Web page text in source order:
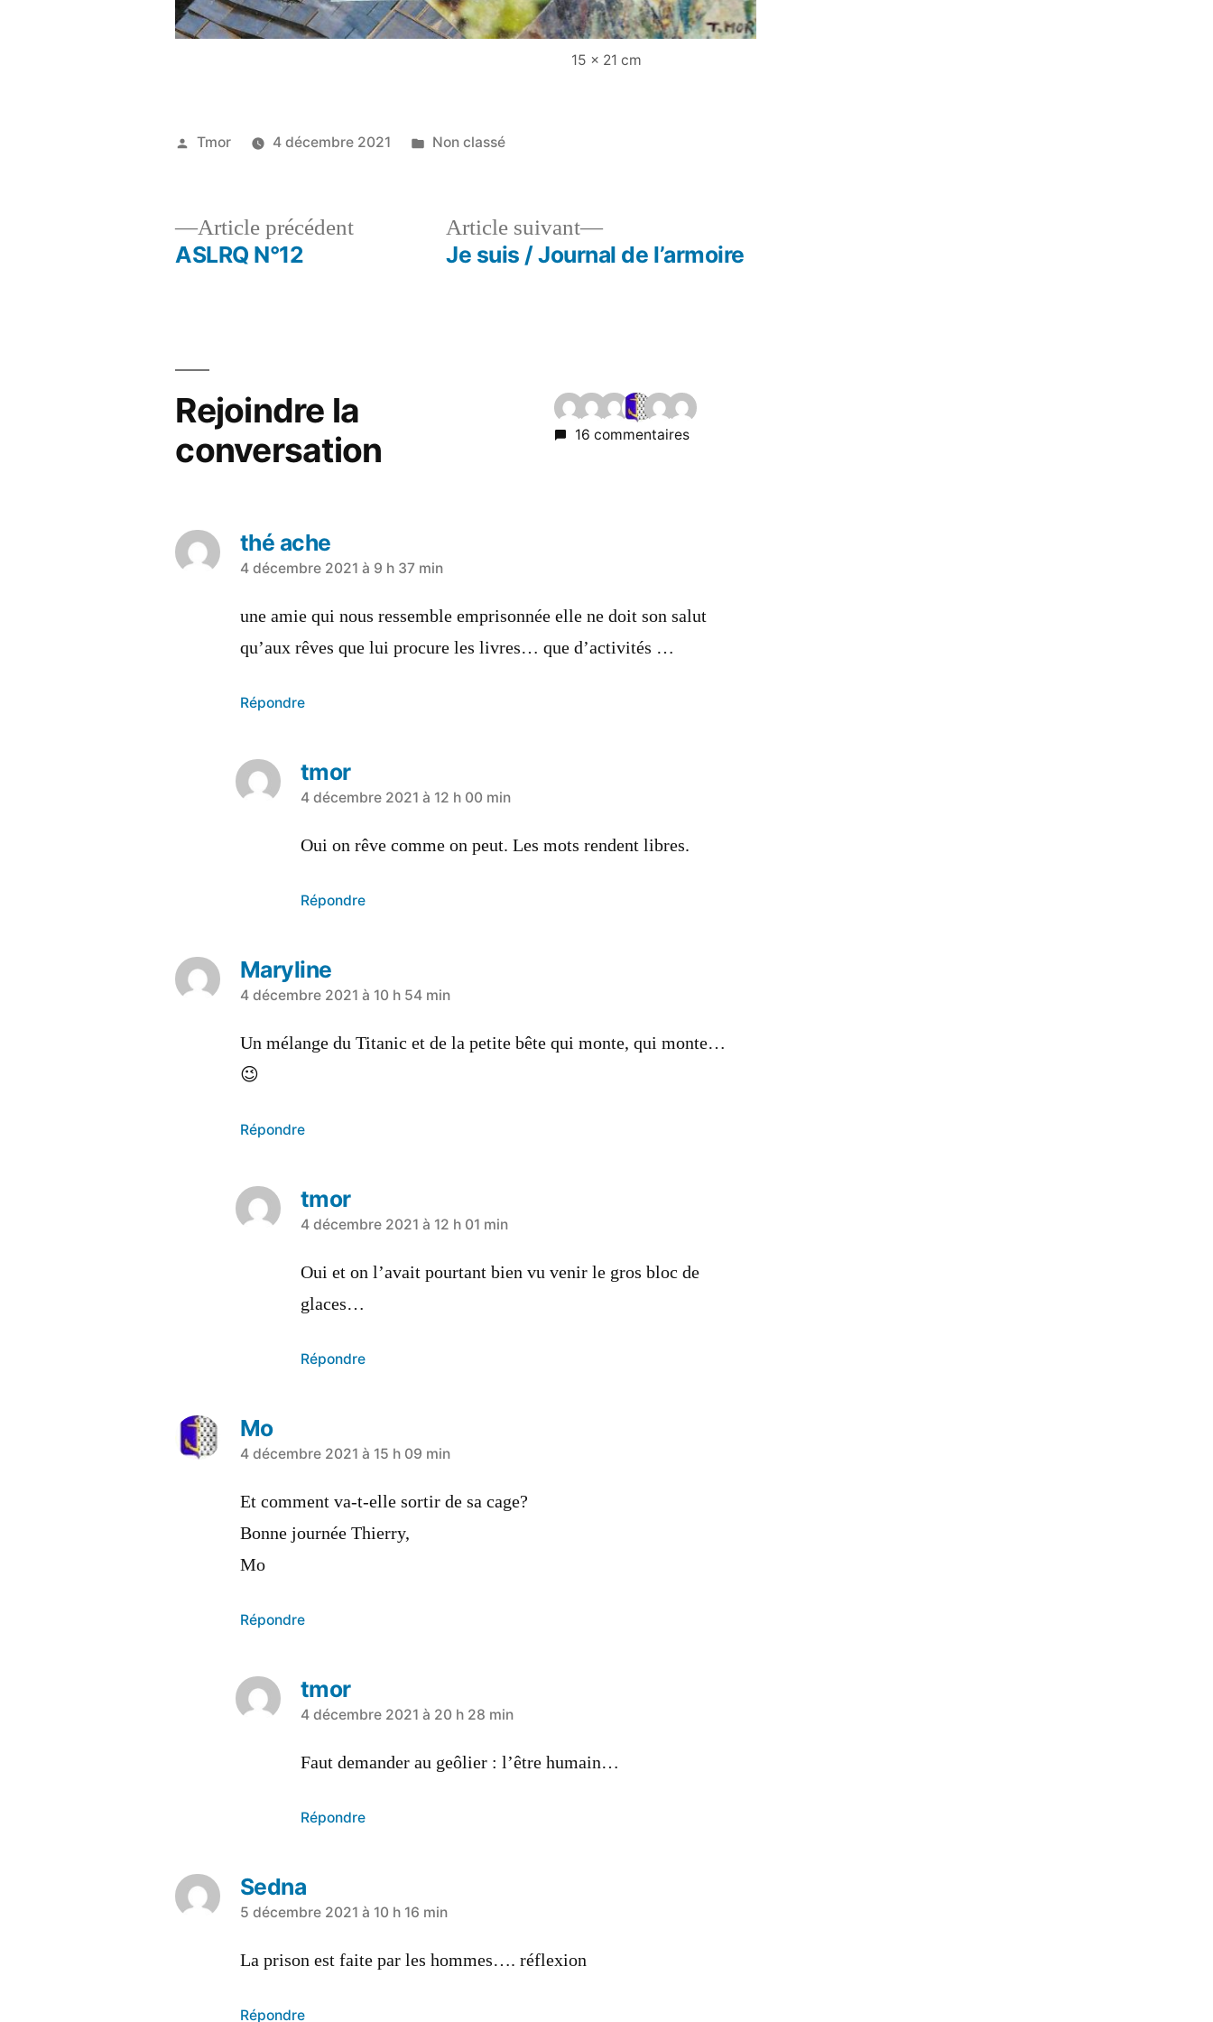
15 x 21 cm
Publié
Tmor 4 décembre 2021
Publié
Non classé
Navigation
Article précédentArticle
précédent :
ASLRQ N°12
Article suivant
Article
suivant :
Je suis / Journal de l’armoire
Rejoindre la
conversation
16 commentaires
thé ache
a
dit :
4 décembre 2021 à 9 h 37 min
une amie qui nous ressemble emprisonnée elle ne doit son salut
qu’aux rêves que lui procure les livres… que d’activités …
Répondre
tmor
a
dit :
4 décembre 2021 à 12 h 00 min
Oui on rêve comme on peut. Les mots rendent libres.
Répondre
Maryline
a
dit :
4 décembre 2021 à 10 h 54 min
Un mélange du Titanic et de la petite bête qui monte, qui monte…
😉
Répondre
tmor
a
dit :
4 décembre 2021 à 12 h 01 min
Oui et on l’avait pourtant bien vu venir le gros bloc de
glaces…
Répondre
Mo
a
dit :
4 décembre 2021 à 15 h 09 min
Et comment va-t-elle sortir de sa cage?
Bonne journée Thierry,
Mo
Répondre
tmor
a
dit :
4 décembre 2021 à 20 h 28 min
Faut demander au geôlier : l’être humain…
Répondre
Sedna
a
dit :
5 décembre 2021 à 10 h 16 min
La prison est faite par les hommes…. réflexion
Répondre